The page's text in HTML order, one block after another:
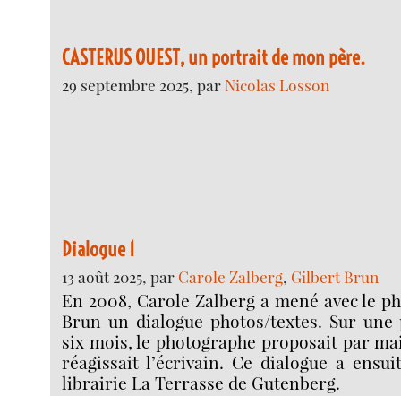
CASTERUS OUEST, un portrait de mon père.
29 septembre 2025, parNicolas Losson
Dialogue 1
13 août 2025, par Carole Zalberg, Gilbert Brun
En 2008, Carole Zalberg a mené avec le
Brun un dialogue photos/textes. Sur une
six mois, le photographe proposait par
réagissait l’écrivain. Ce dialogue a
librairie La Terrasse de Gutenberg.